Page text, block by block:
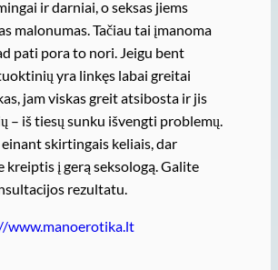
ir darniai, o seksas jiems
malonumas. Tačiau tai įmanoma
pati pora to nori. Jeigu bent
yra linkęs labai greitai
jam viskas greit atsibosta ir jis
– iš tiesų sunku išvengti problemų.
einant skirtingais keliais, dar
kreiptis į gerą seksologą. Galite
rezultatu.
www.manoerotika.lt